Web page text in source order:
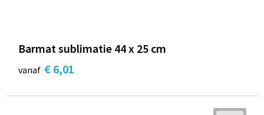
Barmat sublimatie 44 x 25 cm
vanaf € 6,01